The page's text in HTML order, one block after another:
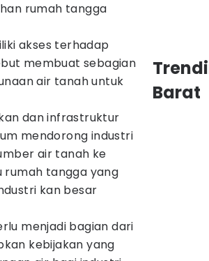
rumah tangga
akses terhadap
membuat sebagian
air tanah untuk
dan infrastruktur
mendorong industri
air tanah ke
rumah tangga yang
kan besar
menjadi bagian dari
kebijakan yang
Barat